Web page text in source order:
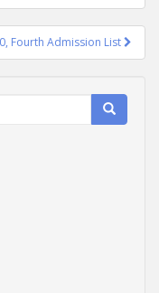
Fourth Admission List